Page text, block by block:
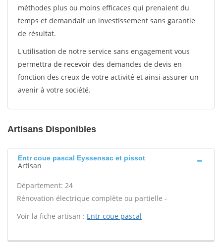
méthodes plus ou moins efficaces qui prenaient du
temps et demandait un investissement sans garantie
de résultat.
L'utilisation de notre service sans engagement vous
permettra de recevoir des demandes de devis en
fonction des creux de votre activité et ainsi assurer un
avenir à votre société.
Artisans Disponibles
Entr coue pascal Eyssensac et pissot
Artisan
Département: 24
Rénovation électrique complète ou partielle -
Voir la fiche artisan : Entr coue pascal